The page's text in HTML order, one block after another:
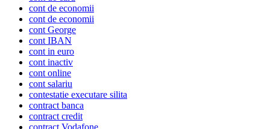
cont de economii
cont de economii
cont George
cont IBAN
cont in euro
cont inactiv
cont online
cont salariu
contestatie executare silita
contract banca
contract credit